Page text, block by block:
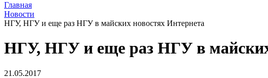
Главная
Новости
НГУ, НГУ и еще раз НГУ в майских новостях Интернета
НГУ, НГУ и еще раз НГУ в
21.05.2017